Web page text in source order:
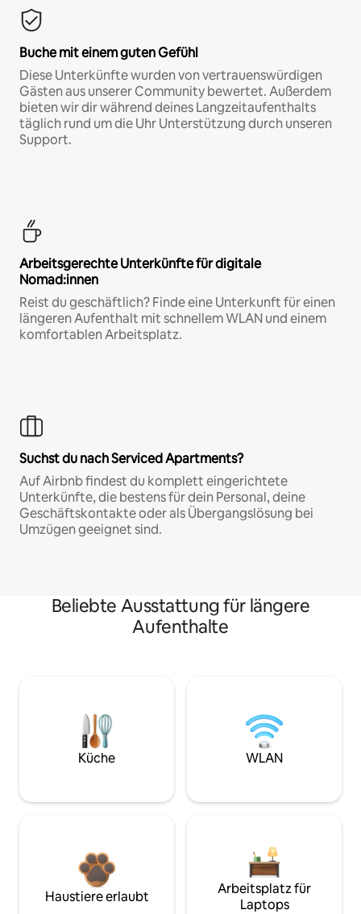
Buche mit einem guten Gefühl
Diese Unterkünfte wurden von vertrauenswürdigen
Gästen aus unserer Community bewertet. Außerdem
bieten wir dir während deines Langzeitaufenthalts
täglich rund um die Uhr Unterstützung durch unseren
Support.
Arbeitsgerechte Unterkünfte für digitale
Nomad:innen
Reist du geschäftlich? Finde eine Unterkunft für einen
längeren Aufenthalt mit schnellem WLAN und einem
komfortablen Arbeitsplatz.
Suchst du nach Serviced Apartments?
Auf Airbnb findest du komplett eingerichtete
Unterkünfte, die bestens für dein Personal, deine
Geschäftskontakte oder als Übergangslösung bei
Umzügen geeignet sind.
Beliebte Ausstattung für längere
Aufenthalte
Küche WLAN
Haustiere erlaubt
Arbeitsplatz für
Laptops